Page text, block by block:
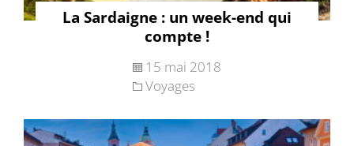
La Sardaigne : un week-end qui
compte !
15 mai 2018
Voyages